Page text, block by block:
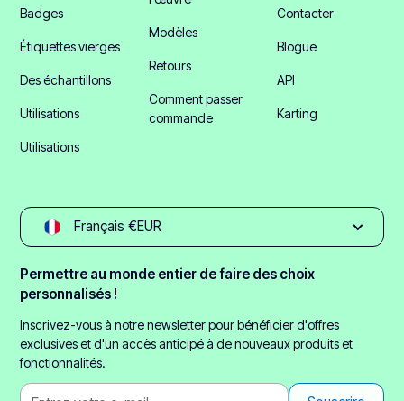
Badges
Étiquettes vierges
Des échantillons
Utilisations
Utilisations
Modèles
Retours
Comment passer
commande
Contacter
Blogue
API
Karting
Français €EUR
Permettre au monde entier de faire des choix
personnalisés !
Inscrivez-vous à notre newsletter pour bénéficier d'offres
exclusives et d'un accès anticipé à de nouveaux produits et
fonctionnalités.